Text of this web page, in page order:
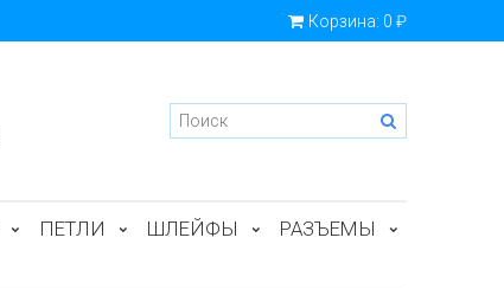
Корзина: 0 ₽
ПЕТЛИ ШЛЕЙФЫ
РАЗЪЕМЫ